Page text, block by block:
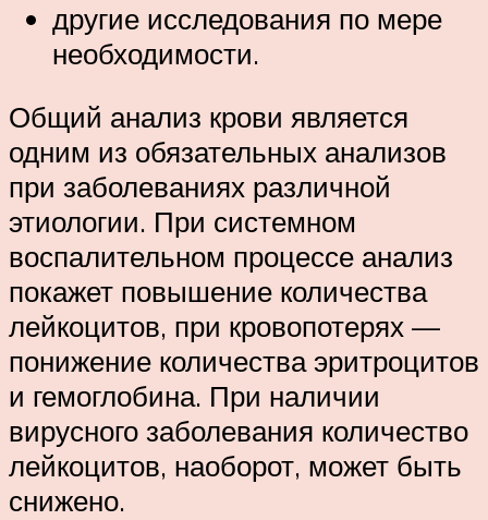
другие исследования по мере
необходимости.
Общий анализ крови является
одним из обязательных анализов
при заболеваниях различной
этиологии. При системном
воспалительном процессе анализ
покажет повышение количества
лейкоцитов, при кровопотерях —
понижение количества эритроцитов
и гемоглобина. При наличии
вирусного заболевания количество
лейкоцитов, наоборот, может быть
снижено.